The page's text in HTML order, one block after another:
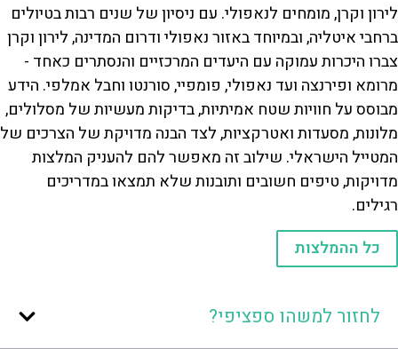
לירון וקרן, מומחים לנאפולי. עם ניסיון של שנים רבות בטיולים
ברחבי איטליה, ובמיוחד באזור נאפולי ודרום המדינה, לירון וקרן
צברו היכרות עמוקה עם היעדים המרכזיים והנסתרים כאחד -
מרומא ופירנצה ועד נאפולי, פומפיי, סורנטו וחבל אמלפי. הידע
מבוסס על חוויות שטח אמיתיות, בדיקות מעשיות של מסלולים,
מלונות, מסעדות ואטרקציות, לצד הבנה מדויקת של הצרכים של
המטייל הישראלי. שילוב זה מאפשר להם להעניק המלצות
מדויקות, טיפים חשובים ותובנות שלא תמצאו במדריכים
רגילים.
כל ההמלצות
לחזור למשהו ספציפי?